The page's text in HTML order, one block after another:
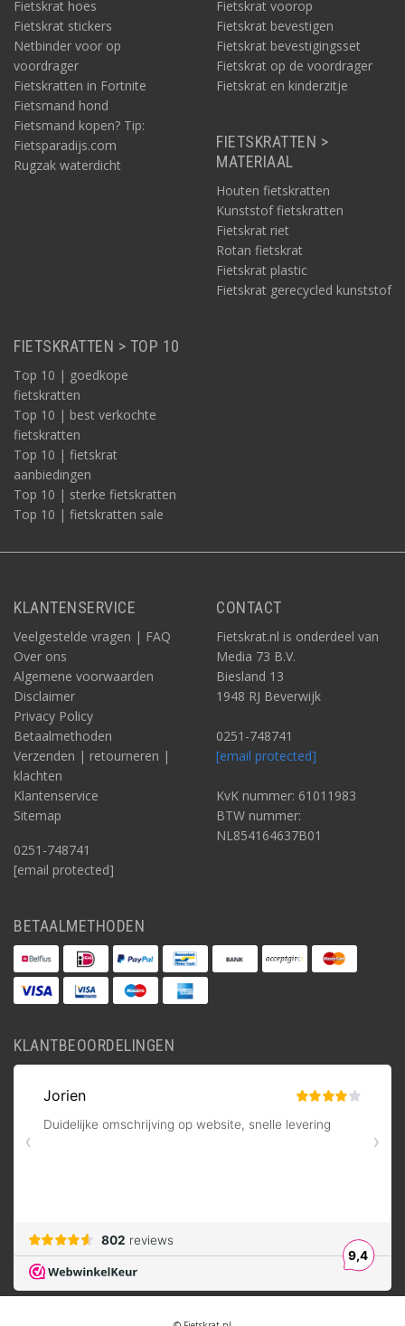
Fietskrat hoes
Fietskrat stickers
Netbinder voor op
voordrager
Fietskratten in Fortnite
Fietsmand hond
Fietsmand kopen? Tip:
Fietsparadijs.com
Rugzak waterdicht
Fietskrat voorop
Fietskrat bevestigen
Fietskrat bevestigingsset
Fietskrat op de voordrager
Fietskrat en kinderzitje
FIETSKRATTEN >
MATERIAAL
Houten fietskratten
Kunststof fietskratten
Fietskrat riet
Rotan fietskrat
Fietskrat plastic
Fietskrat gerecycled kunststof
FIETSKRATTEN > TOP 10
Top 10 | goedkope
fietskratten
Top 10 | best verkochte
fietskratten
Top 10 | fietskrat
aanbiedingen
Top 10 | sterke fietskratten
Top 10 | fietskratten sale
KLANTENSERVICE
Veelgestelde vragen | FAQ
Over ons
Algemene voorwaarden
Disclaimer
Privacy Policy
Betaalmethoden
Verzenden | retourneren |
klachten
Klantenservice
Sitemap
0251-748741
[email protected]
CONTACT
Fietskrat.nl is onderdeel van
Media 73 B.V.
Biesland 13
1948 RJ Beverwijk
0251-748741
[email protected]
KvK nummer: 61011983
BTW nummer:
NL854164637B01
BETAALMETHODEN
KLANTBEOORDELINGEN